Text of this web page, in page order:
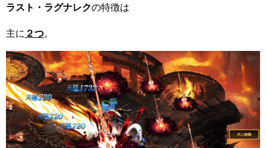
ラスト・ラグナレクの特徴は
主に ２つ。